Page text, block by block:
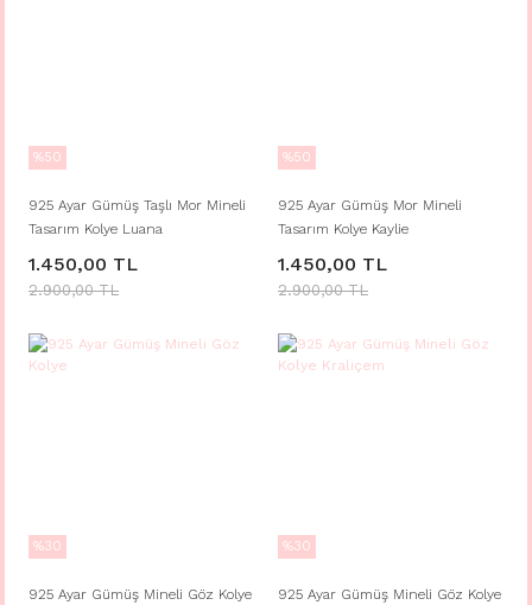
%50
925 Ayar Gümüş Taşlı Mor Mineli
Tasarım Kolye Luana
1.450,00 TL
2.900,00 TL
%50
925 Ayar Gümüş Mor Mineli
Tasarım Kolye Kaylie
1.450,00 TL
2.900,00 TL
%30
925 Ayar Gümüş Mineli Göz Kolye
%30
925 Ayar Gümüş Mineli Göz Kolye